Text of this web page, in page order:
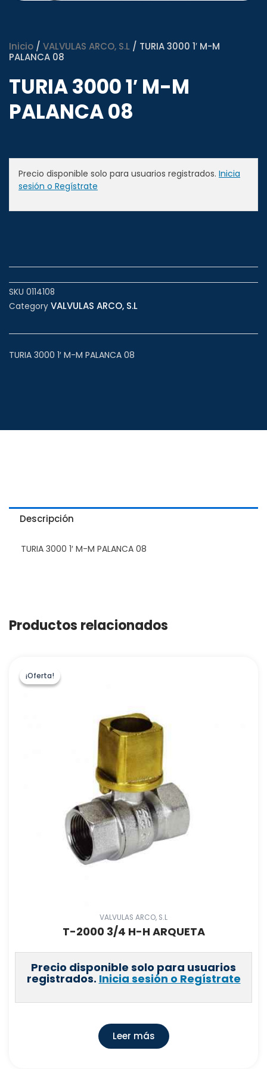
Inicio / VALVULAS ARCO, S.L / TURIA 3000 1′ M-M
PALANCA 08
TURIA 3000 1′ M-M
PALANCA 08
Precio disponible solo para usuarios registrados. Inicia
sesión o Regístrate
SKU 0114108
Category VALVULAS ARCO, S.L
TURIA 3000 1′ M-M PALANCA 08
Descripción
TURIA 3000 1′ M-M PALANCA 08
Productos relacionados
¡Oferta!
¡Oferta!
VALVULAS ARCO, S.L
T-2000 3/4 H-H ARQUETA
Precio disponible solo para usuarios
registrados. Inicia sesión o Regístrate
Leer más